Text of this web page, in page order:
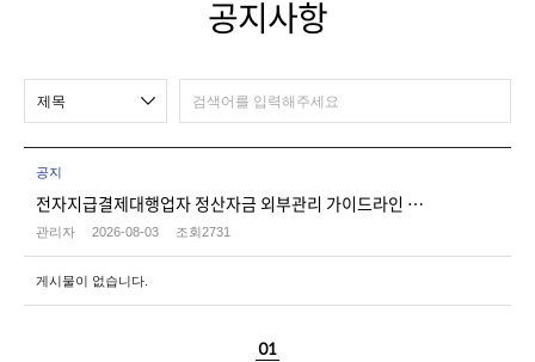
공지사항
공지
전자지급결제대행업자 정산자금 외부관리 가이드라인 적용 운영
관리자 2026-08-03 조회 2731
게시물이 없습니다.
01